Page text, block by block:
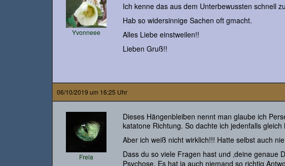
Yvonneee
Ich kenne das aus dem Unterbewussten schnell
Hab so widersinnige Sachen oft gmacht.
Alles Liebe einstweilen!!
Lieben Gruß!!
06/10/2019 um 16:25 Uhr
Freia
Dieses Hängenbleiben nennt man glaube ich
katatone Richtung. So dachte ich jedenfalls gleich
Aber ich weiß nicht wirklich!!! Hatte selbst auch
Dass du so viele Fragen hast und ‚deine genaue
Psychose. Es hat ja auch niemand so richtig